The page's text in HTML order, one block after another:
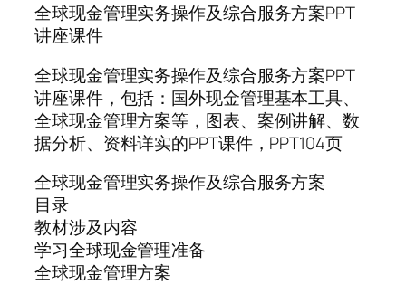
全球现金管理实务操作及综合服务方案PPT
讲座课件
全球现金管理实务操作及综合服务方案PPT
讲座课件，包括：国外现金管理基本工具、
全球现金管理方案等，图表、案例讲解、数
据分析、资料详实的PPT课件，PPT104页
全球现金管理实务操作及综合服务方案
目录
教材涉及内容
学习全球现金管理准备
全球现金管理方案